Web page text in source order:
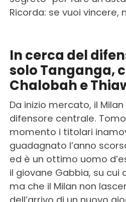
Ricorda: se vuoi vincere,
In cerca del
solo Tanganga,
Chalobah e
Da inizio mercato, il
difensore centrale.
momento i titolari
guadagnato l’anno
ed è un ottimo uomo
il giovane Gabbia, su cui
ma che il Milan non